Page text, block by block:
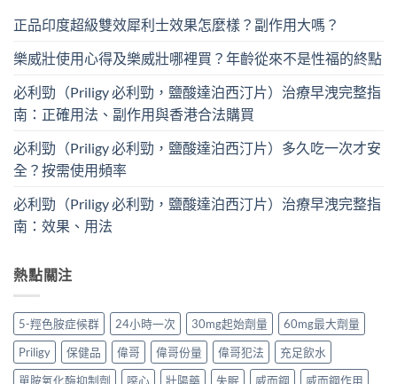
正品印度超級雙效犀利士效果怎麼樣？副作用大嗎？
樂威壯使用心得及樂威壯哪裡買？年齡從來不是性福的終點
必利勁（Priligy 必利勁，鹽酸達泊西汀片）治療早洩完整指
南：正確用法、副作用與香港合法購買
必利勁（Priligy 必利勁，鹽酸達泊西汀片）多久吃一次才安
全？按需使用頻率
必利勁（Priligy 必利勁，鹽酸達泊西汀片）治療早洩完整指
南：效果、用法
熱點關注
5-羥色胺症候群 24小時一次 30mg起始劑量
60mg最大劑量
Priligy
保健品 偉哥 偉哥份量 偉哥犯法
充足飲水
單胺氧化酶抑制劑
噁心 壯陽藥 失眠 威而鋼 威而鋼作用